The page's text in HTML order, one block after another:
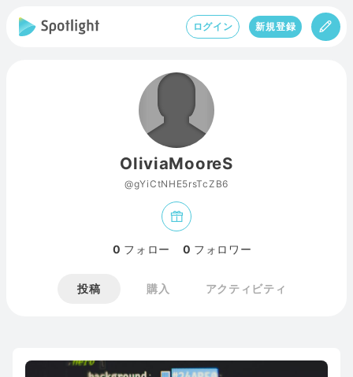
ログイン 新規登録
OliviaMooreS
@gYiCtNHE5rsTcZB6
0 フォロー 0 フォロワー
投稿 購入 アクティビティ